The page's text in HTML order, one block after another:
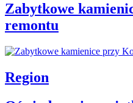
Zabytkowe
remontu
Region